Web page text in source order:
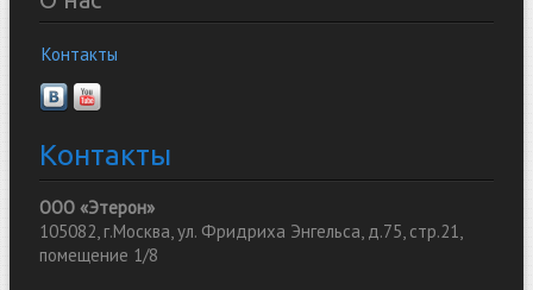
Контакты
Контакты
ООО «Этерон»
105082, г.Москва, ул. Фридриха Энгельса, д.75, стр.21,
помещение 1/8